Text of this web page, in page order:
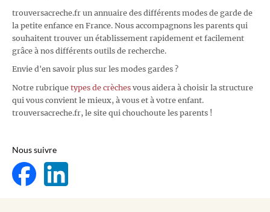
trouversacreche.fr un annuaire des différents modes de garde de
la petite enfance en France. Nous accompagnons les parents qui
souhaitent trouver un établissement rapidement et facilement
grâce à nos différents outils de recherche.
Envie d'en savoir plus sur les modes gardes ?
Notre rubrique types de crèches vous aidera à choisir la structure
qui vous convient le mieux, à vous et à votre enfant.
trouversacreche.fr, le site qui chouchoute les parents !
Nous suivre